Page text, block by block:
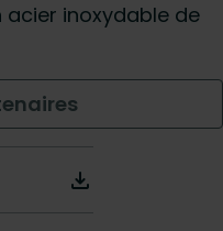
inoxydable de